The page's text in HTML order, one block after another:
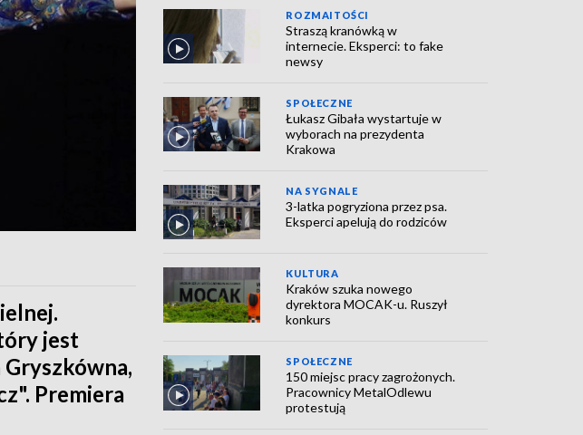
jest
Gryszkówna,
Premiera
ROZMAITOŚCI
Straszą kranówką w
internecie. Eksperci: to fake
newsy
SPOŁECZNE
Łukasz Gibała wystartuje w
wyborach na prezydenta
Krakowa
NA SYGNALE
3-latka pogryziona przez psa.
Eksperci apelują do rodziców
KULTURA
Kraków szuka nowego
dyrektora MOCAK-u. Ruszył
konkurs
SPOŁECZNE
150 miejsc pracy zagrożonych.
Pracownicy MetalOdlewu
protestują